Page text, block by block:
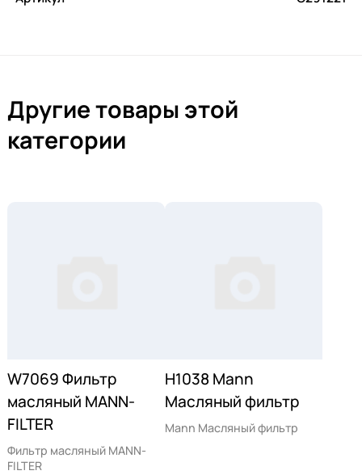
Другие товары этой
категории
W7069 Фильтр
масляный MANN-
FILTER
Фильтр масляный MANN-
FILTER
H1038 Mann
Масляный фильтр
Mann Масляный фильтр